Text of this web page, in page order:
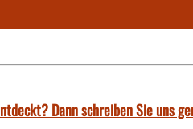
Dann schreiben Sie uns